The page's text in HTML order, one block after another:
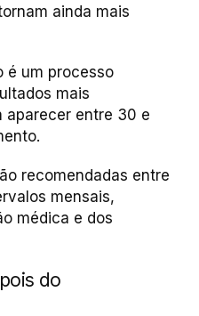
ainda mais
é um processo
mais
entre 30 e
recomendadas entre
mensais,
médica e dos
do